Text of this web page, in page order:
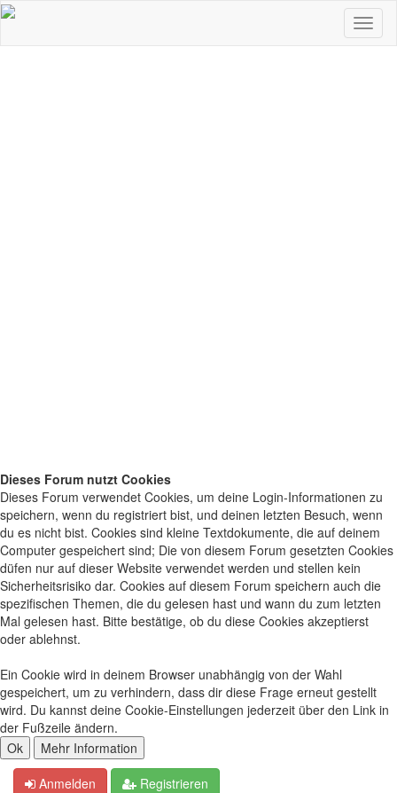
Dieses Forum nutzt Cookies
Dieses Forum verwendet Cookies, um deine Login-Informationen zu
speichern, wenn du registriert bist, und deinen letzten Besuch, wenn
du es nicht bist. Cookies sind kleine Textdokumente, die auf deinem
Computer gespeichert sind; Die von diesem Forum gesetzten Cookies
düfen nur auf dieser Website verwendet werden und stellen kein
Sicherheitsrisiko dar. Cookies auf diesem Forum speichern auch die
spezifischen Themen, die du gelesen hast und wann du zum letzten
Mal gelesen hast. Bitte bestätige, ob du diese Cookies akzeptierst
oder ablehnst.
Ein Cookie wird in deinem Browser unabhängig von der Wahl
gespeichert, um zu verhindern, dass dir diese Frage erneut gestellt
wird. Du kannst deine Cookie-Einstellungen jederzeit über den Link in
der Fußzeile ändern.
Anmelden Registrieren